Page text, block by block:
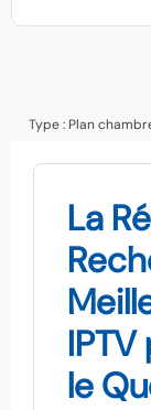
Type : Plan
La
le